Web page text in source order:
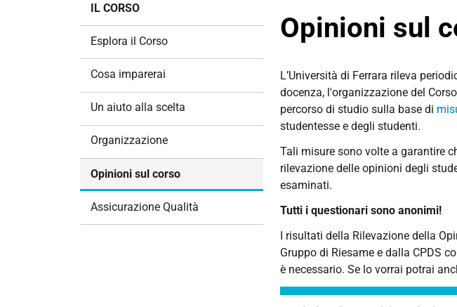
Opinioni sul
L’Università di Ferrara rileva
docenza, l'organizzazione del
percorso di studio sulla base di
studentesse e degli studenti.
Tali misure sono volte a garantire
rilevazione delle opinioni degli
esaminati.
Tutti i questionari sono anonimi!
I risultati della Rilevazione della
Gruppo di Riesame e dalla CPDS
è necessario. Se lo vorrai potrai
IL CORSO
Esplora il Corso
Cosa imparerai
Un aiuto alla scelta
Organizzazione
Opinioni sul corso
Assicurazione Qualità